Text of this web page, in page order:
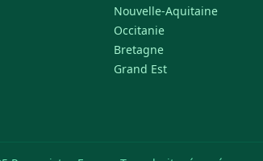
Nouvelle-Aquitaine
Occitanie
Bretagne
Grand Est